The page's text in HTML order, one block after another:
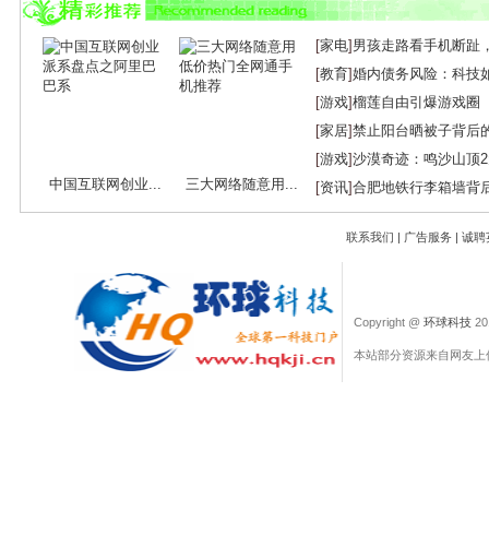
中国互联网创业... 三大网络随意用...
[家电] 男孩走路看手机断趾
[教育]婚内债务风险：科技
[游戏]榴莲自由引爆游戏圈
[家居]禁止阳台晒被子背后
[游戏]沙漠奇迹：鸣沙山顶
[资讯]合肥地铁行李箱墙背
联系我们 | 广告服务 | 诚聘
Copyright @ 环球科技
本站部分资源来自网友